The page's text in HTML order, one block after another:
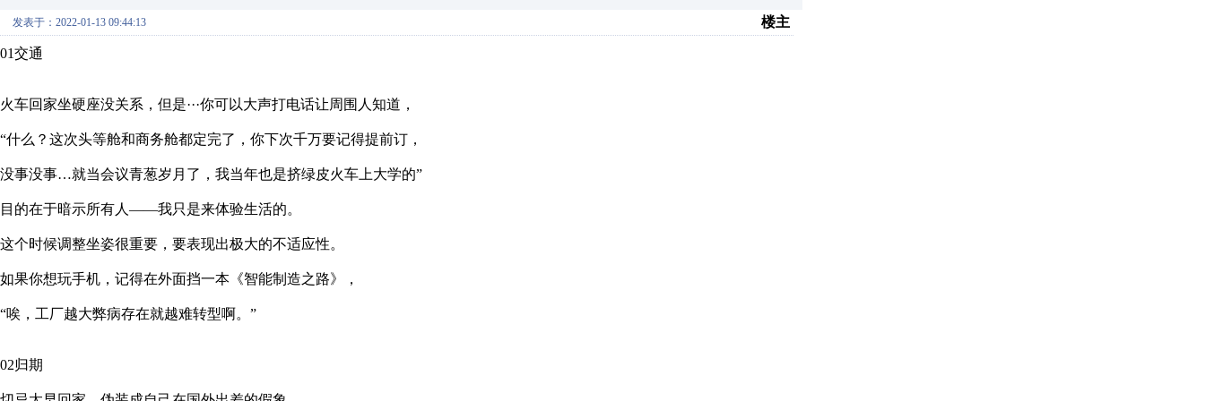
发表于：2022-01-13 09:44:13 楼主
01交通
火车回家坐硬座没关系，但是···你可以大声打电话让周围人知道，
“什么？这次头等舱和商务舱都定完了，你下次千万要记得提前订，
没事没事…就当会议青葱岁月了，我当年也是挤绿皮火车上大学的”
目的在于暗示所有人——我只是来体验生活的。
这个时候调整坐姿很重要，要表现出极大的不适应性。
如果你想玩手机，记得在外面挡一本《智能制造之路》，
“唉，工厂越大弊病存在就越难转型啊。”
02归期